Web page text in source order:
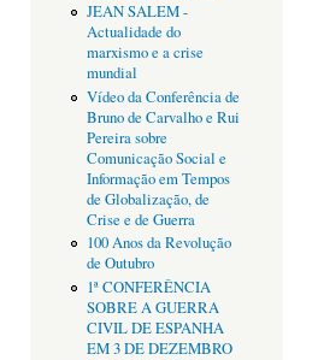
JEAN SALEM -
Actualidade do
marxismo e a crise
mundial
Vídeo da Conferência de
Bruno de Carvalho e Rui
Pereira sobre
Comunicação Social e
Informação em Tempos
de Globalização, de
Crise e de Guerra
100 Anos da Revolução
de Outubro
1ª CONFERÊNCIA
SOBRE A GUERRA
CIVIL DE ESPANHA
EM 3 DE DEZEMBRO